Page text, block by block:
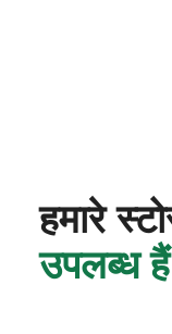
हमारे
उपलब्ध हैं